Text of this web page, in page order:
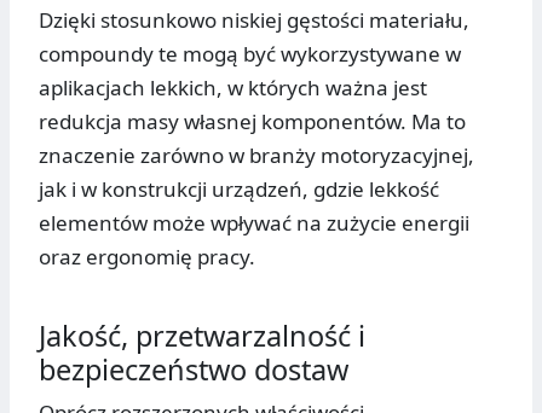
Dzięki stosunkowo niskiej gęstości materiału,
compoundy te mogą być wykorzystywane w
aplikacjach lekkich, w których ważna jest
redukcja masy własnej komponentów. Ma to
znaczenie zarówno w branży motoryzacyjnej,
jak i w konstrukcji urządzeń, gdzie lekkość
elementów może wpływać na zużycie energii
oraz ergonomię pracy.
Jakość, przetwarzalność i
bezpieczeństwo dostaw